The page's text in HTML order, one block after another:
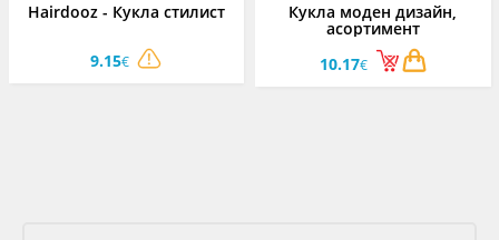
Hairdooz - Кукла стилист
9.15€
Кукла моден дизайн,
асортимент
10.17€